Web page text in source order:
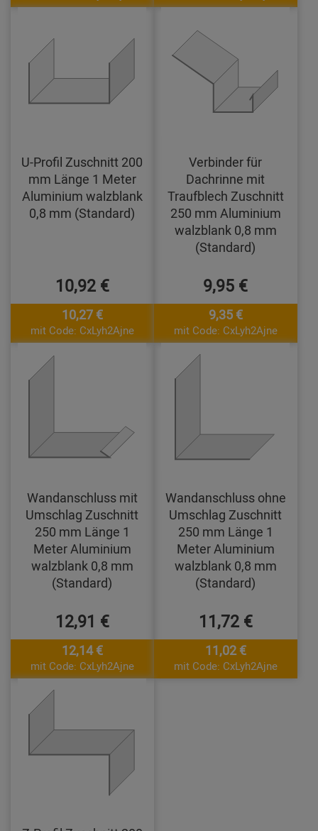
U-Profil Zuschnitt 200
mm Länge 1 Meter
Aluminium walzblank
0,8 mm (Standard)
10,92 €
10,27 €
mit Code: CxLyh2Ajne
Verbinder für
Dachrinne mit
Traufblech Zuschnitt
250 mm Aluminium
walzblank 0,8 mm
(Standard)
9,95 €
9,35 €
mit Code: CxLyh2Ajne
Wandanschluss mit
Umschlag Zuschnitt
250 mm Länge 1
Meter Aluminium
walzblank 0,8 mm
(Standard)
12,91 €
12,14 €
mit Code: CxLyh2Ajne
Wandanschluss ohne
Umschlag Zuschnitt
250 mm Länge 1
Meter Aluminium
walzblank 0,8 mm
(Standard)
11,72 €
11,02 €
mit Code: CxLyh2Ajne